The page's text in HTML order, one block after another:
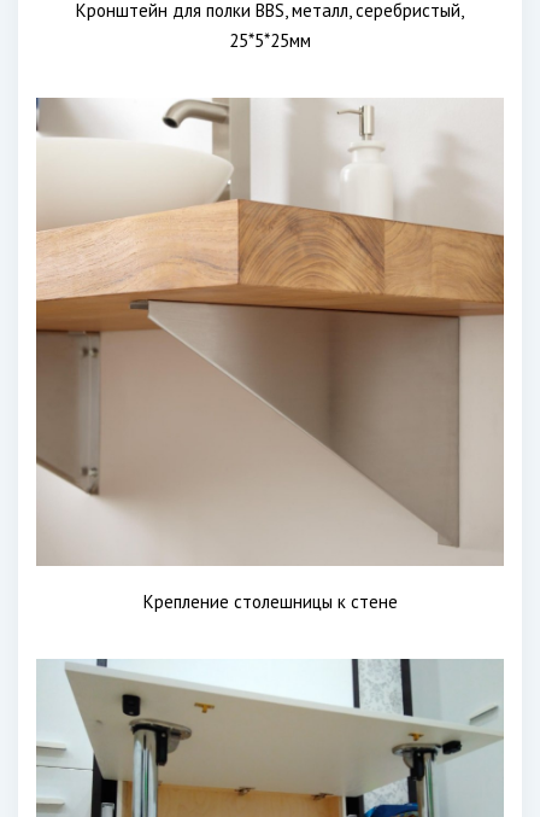
Кронштейн для полки BBS, металл, серебристый,
25*5*25мм
Крепление столешницы к стене